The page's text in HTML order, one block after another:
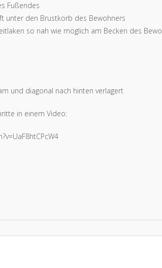
Fußendes
unter den Brustkorb des Bewohners
so nah wie möglich am Becken des
und diagonal nach hinten verlagert
in einem Video: